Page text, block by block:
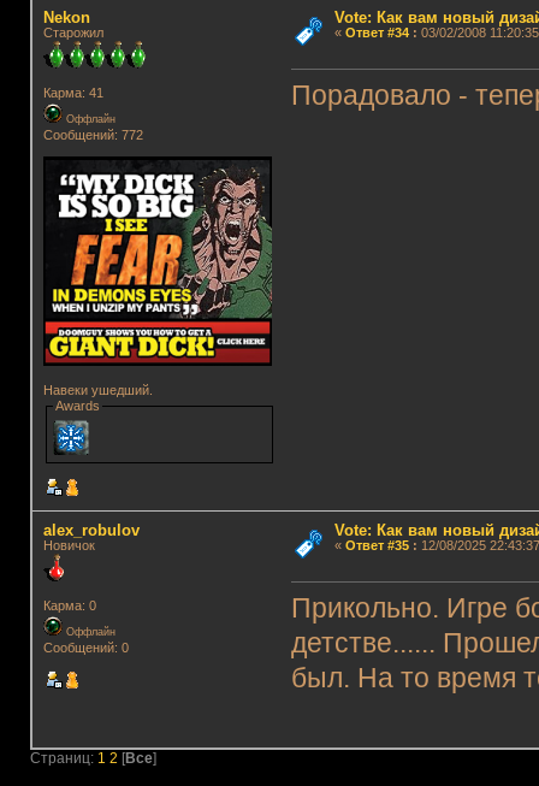
Nekon
Старожил
Карма: 41
Оффлайн
Сообщений: 772
Навеки ушедший.
Awards
Vote: Как вам новый
« Ответ #34: 03/02/2008
Порадовало -
aleх_robulov
Новичок
Карма: 0
Оффлайн
Сообщений: 0
Vote: Как вам новый
« Ответ #35: 12/08/2025
Прикольно. Игре
детстве......
был. На то время
Страниц: 1 2 [Все]